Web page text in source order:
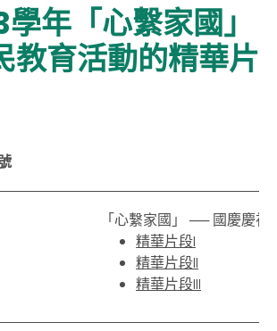
年「心繫家國」
教育活動的精華片
「心繫家國」 ── 國慶慶
精華片段I
精華片段II
精華片段III